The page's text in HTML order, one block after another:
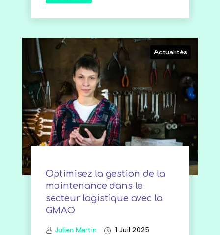
Actualités
Optimisez la gestion de la
maintenance dans le
secteur logistique avec la
GMAO
Julien Martin 1 Juil 2025